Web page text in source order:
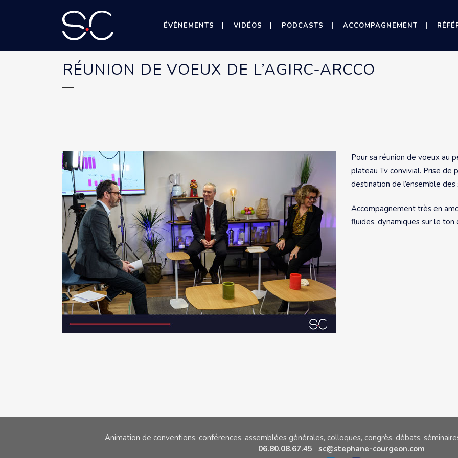
ÉVÉNEMENTS VIDÉOS PODCASTS ACCOMPAGNEMENT
RÉUNION DE VOEUX DE L’AGIRC-ARCCO
Pour sa réunion de voeux au
plateau Tv convivial. Prise de
destination de l’ensemble des
Accompagnement très en
fluides, dynamiques sur le ton
Animation de conventions, conférences, assemblées générales, colloques, congrès, débats,
06.80.08.67.45
sc@stephane-courgeon.com